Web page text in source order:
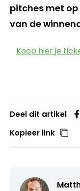
pitches met
van de
Koop hier je
Deel dit artikel
Kopieer link